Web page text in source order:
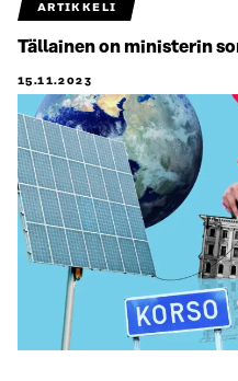
ARTIKKELI
Tällainen on ministerin
15.11.2023